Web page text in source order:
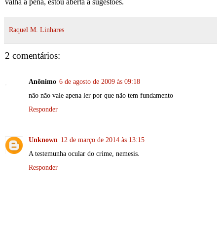
valha a pena, estou aberta à sugestões.
Raquel M. Linhares
2 comentários:
Anônimo 6 de agosto de 2009 às 09:18
não não vale apena ler por que não tem fundamento
Responder
Unknown 12 de março de 2014 às 13:15
A testemunha ocular do crime, nemesis.
Responder